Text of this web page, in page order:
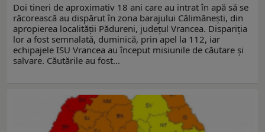
Doi tineri de aproximativ 18 ani care au intrat în apă să se
răcorească au dispărut în zona barajului Călimănești, din
apropierea localității Pădureni, județul Vrancea. Dispariția
lor a fost semnalată, duminică, prin apel la 112, iar
echipajele ISU Vrancea au început misiunile de căutare și
salvare. Căutările au fost…